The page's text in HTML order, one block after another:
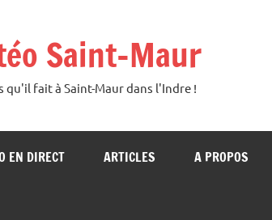
Saint-Maur
qu'il fait à Saint-Maur dans l'Indre !
EN DIRECT ARTICLES A PROPOS